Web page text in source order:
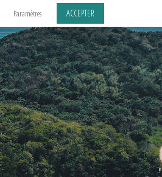
Paramètres ACCEPTER